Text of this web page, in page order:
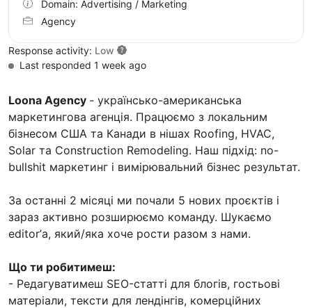
Loona Agency - українсько-американська
маркетингова агенція. Працюємо з локальним
бізнесом США та Канади в нішах Roofing, HVAC,
Solar та Construction Remodeling. Наш підхід: no-
bullshit маркетинг і вимірювальний бізнес результат.
За останні 2 місяці ми почали 5 нових проєктів і
зараз активно розширюємо команду. Шукаємо
editor’а, який/яка хоче рости разом з нами.
Що ти робитимеш:
- Редагуватимеш SEO-статті для блогів, гостьові
матеріали, тексти для лендінгів, комерційних
Domain: Advertising / Marketing
Agency
Response activity: Low
Last responded 1 week ago